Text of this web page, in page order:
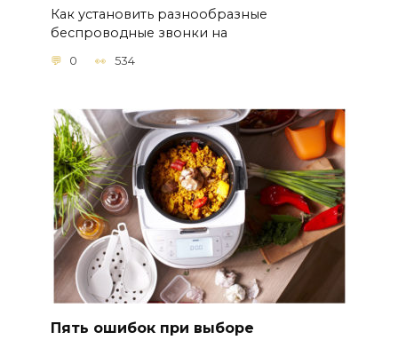
Как установить разнообразные
беспроводные звонки на
0 534
Пять ошибок при выборе